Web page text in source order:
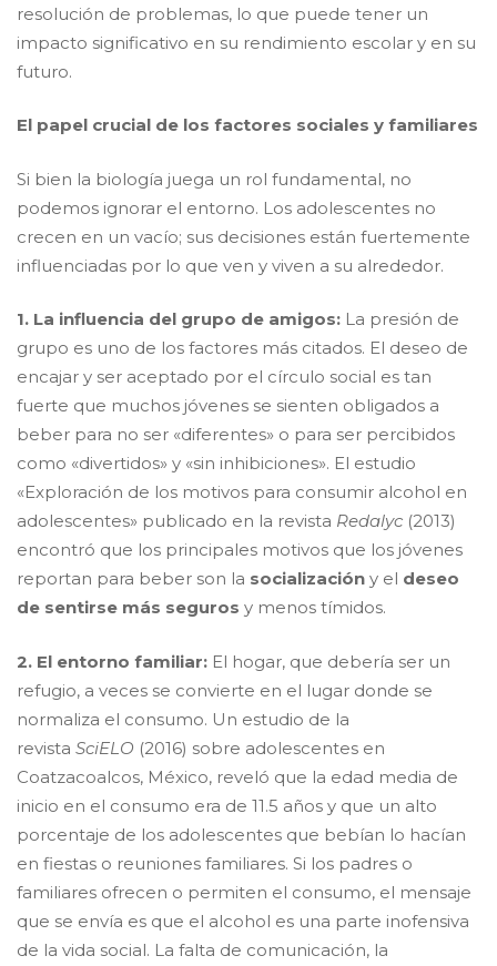
resolución de problemas, lo que puede tener un
impacto significativo en su rendimiento escolar y en su
futuro.
​El papel crucial de los factores sociales y familiares
​Si bien la biología juega un rol fundamental, no
podemos ignorar el entorno. Los adolescentes no
crecen en un vacío; sus decisiones están fuertemente
influenciadas por lo que ven y viven a su alrededor.
1. La influencia del grupo de amigos: La presión de
grupo es uno de los factores más citados. El deseo de
encajar y ser aceptado por el círculo social es tan
fuerte que muchos jóvenes se sienten obligados a
beber para no ser «diferentes» o para ser percibidos
como «divertidos» y «sin inhibiciones». El estudio
«Exploración de los motivos para consumir alcohol en
adolescentes» publicado en la revista Redalyc (2013)
encontró que los principales motivos que los jóvenes
reportan para beber son la socialización y el deseo
de sentirse más seguros y menos tímidos.
2. El entorno familiar: El hogar, que debería ser un
refugio, a veces se convierte en el lugar donde se
normaliza el consumo. Un estudio de la
revista SciELO (2016) sobre adolescentes en
Coatzacoalcos, México, reveló que la edad media de
inicio en el consumo era de 11.5 años y que un alto
porcentaje de los adolescentes que bebían lo hacían
en fiestas o reuniones familiares. Si los padres o
familiares ofrecen o permiten el consumo, el mensaje
que se envía es que el alcohol es una parte inofensiva
de la vida social. La falta de comunicación, la